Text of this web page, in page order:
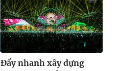
Đẩy nhanh xây dựng